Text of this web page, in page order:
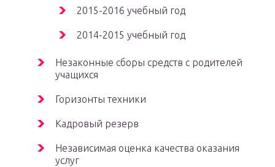
2015-2016 учебный год
2014-2015 учебный год
Незаконные сборы средств с родителей
учащихся
Горизонты техники
Кадровый резерв
Независимая оценка качества оказания
услуг